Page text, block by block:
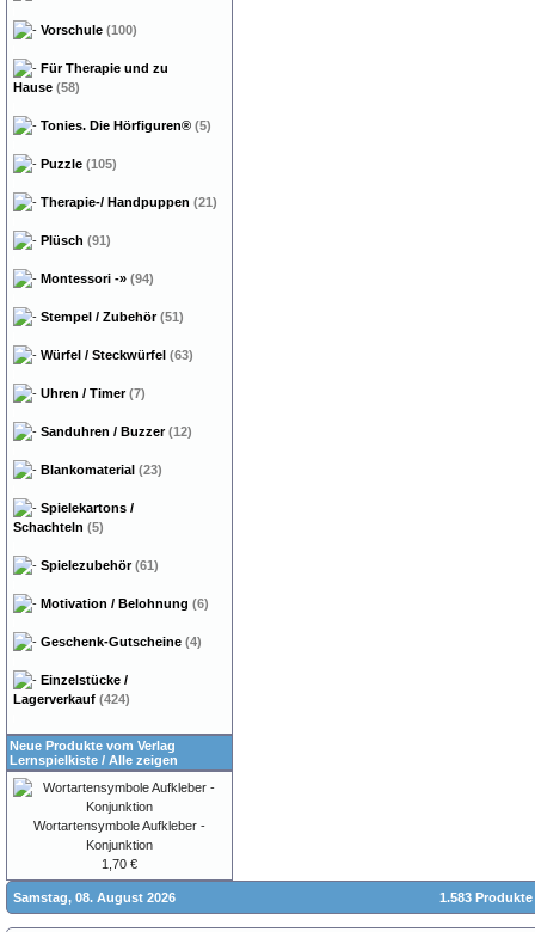
Vorschule (100)
Für Therapie und zu
Hause (58)
Tonies. Die Hörfiguren® (5)
Puzzle (105)
Therapie-/ Handpuppen (21)
Plüsch (91)
Montessori -» (94)
Stempel / Zubehör(51)
Würfel / Steckwürfel (63)
Uhren / Timer(7)
Sanduhren / Buzzer(12)
Blankomaterial (23)
Spielekartons /
Schachteln (5)
Spielezubehör(61)
Motivation / Belohnung (6)
Geschenk-Gutscheine (4)
Einzelstücke /
Lagerverkauf (424)
Neue Produkte vom Verlag
Lernspielkiste / Alle zeigen
Wortartensymbole Aufkleber -
Konjunktion
1,70 €
Samstag, 08. August 2026 1.583